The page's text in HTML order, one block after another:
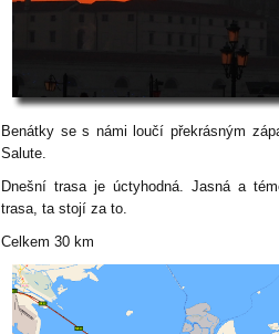
Benátky se s námi loučí překrásným
Salute.
Dnešní trasa je úctyhodná. Jasná a
trasa, ta stojí za to.
Celkem 30 km